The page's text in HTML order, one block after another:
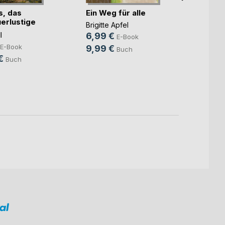
das
E-Book
Buch
Ein Weg für alle
Brigitte Apfel
6,99 € E-Book
9,99 € Buch